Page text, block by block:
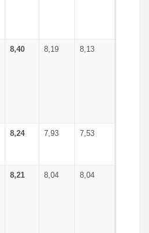
8,40 8,19 8,13
8,24 7,93 7,53
8,21 8,04 8,04